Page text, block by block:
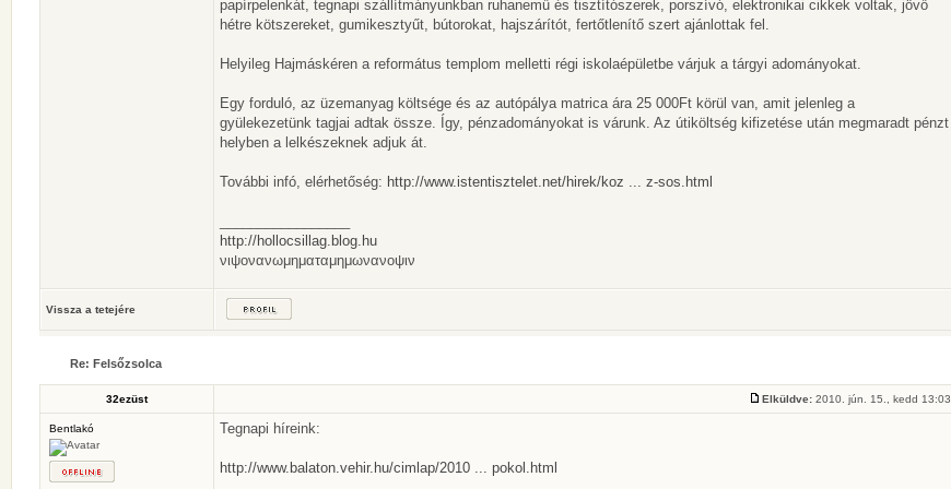
papírpelenkát, tegnapi szállítmányunkban ruhanemű és tisztítószerek, porszívó, elektronikai cikkek voltak, jövő
hétre kötszereket, gumikesztyűt, bútorokat, hajszárítót, fertőtlenítő szert ajánlottak fel.
Helyileg Hajmáskéren a református templom melletti régi iskolaépületbe várjuk a tárgyi adományokat.
Egy forduló, az üzemanyag költsége és az autópálya matrica ára 25 000Ft körül van, amit jelenleg a
gyülekezetünk tagjai adtak össze. Így, pénzadományokat is várunk. Az útiköltség kifizetése után megmaradt pénzt
helyben a lelkészeknek adjuk át.
További infó, elérhetőség: http://www.istentisztelet.net/hirek/koz ... z-sos.html
http://hollocsillag.blog.hu
νιψονανωμηματαμημωνανοψιν
Vissza a tetejére
Re: Felsőzsolca
32ezüst Elküldve: 2010. jún. 15., kedd 13:03
Bentlakó Tegnapi híreink:
http://www.balaton.vehir.hu/cimlap/2010 ... pokol.html